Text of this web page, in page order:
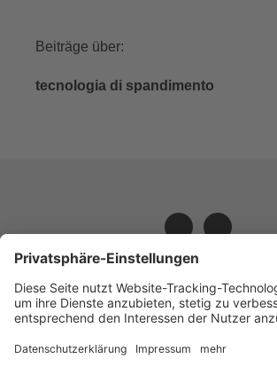
Beiträge über:
tecnologia di spandimento
VOGELSANG - LEADING IN
Vogelsang GmbH & Co. KG,